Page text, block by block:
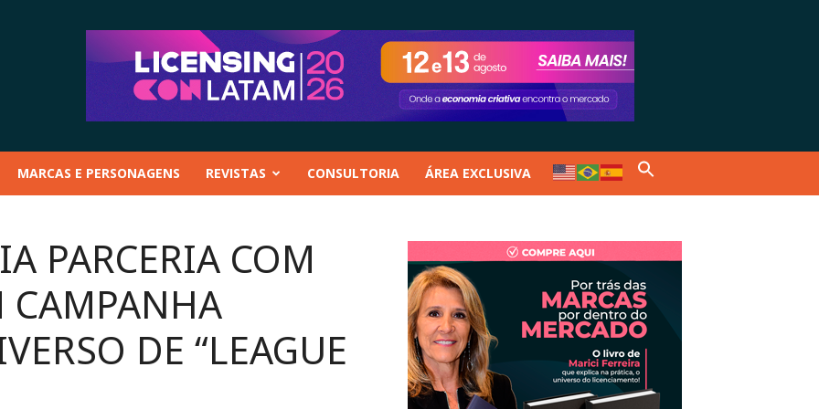
MARCAS E PERSONAGENS REVISTAS CONSULTORIA ÁREA EXCLUSIVA
PARCERIA COM
CAMPANHA
DE “LEAGUE